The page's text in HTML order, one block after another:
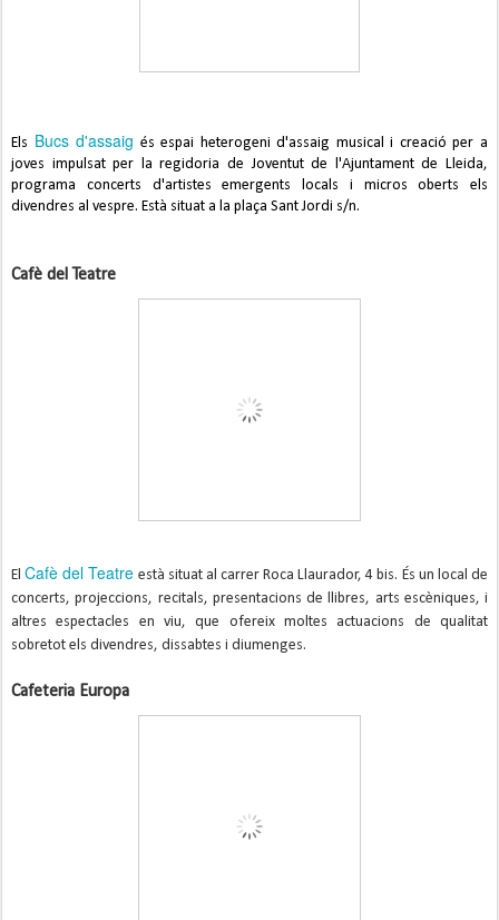
Els Bucs d'assaig és espai heterogeni d'assaig musical i creació per a
joves impulsat per la regidoria de Joventut de l'Ajuntament de Lleida,
programa concerts d'artistes emergents locals i micros oberts els
divendres al vespre. Està situat a la plaça Sant Jordi s/n.
Cafè del Teatre
ElCafè del Teatre està situat al carrer Roca Llaurador, 4 bis. És un local de
concerts, projeccions, recitals, presentacions de llibres, arts escèniques, i
altres espectacles en viu, que ofereix moltes actuacions de qualitat
sobretot els divendres, dissabtes i diumenges.
Cafeteria Europa